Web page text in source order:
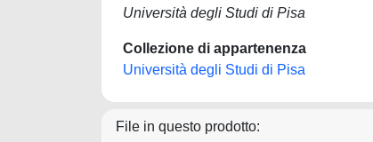
Università degli Studi di Pisa
Collezione di appartenenza
Università degli Studi di Pisa
File in questo prodotto: